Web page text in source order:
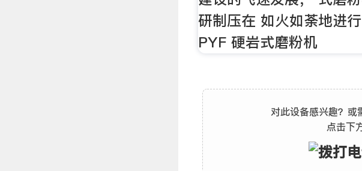
研制压在 如火如荼地进
PYF 硬岩式磨粉机
对此设备感兴趣？或
点击下